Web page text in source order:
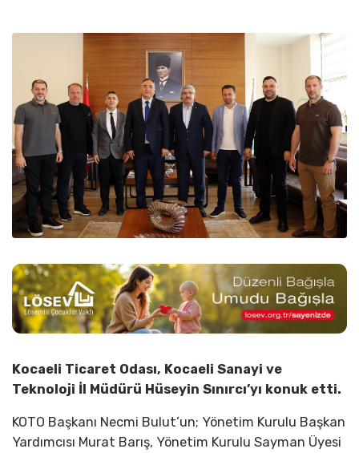
Kocaeli Ticaret Odası, Kocaeli Sanayi ve
Teknoloji İl Müdürü Hüseyin Sınırcı’yı konuk etti.
KOTO Başkanı Necmi Bulut’un; Yönetim Kurulu Başkan
Yardımcısı Murat Barış, Yönetim Kurulu Sayman Üyesi